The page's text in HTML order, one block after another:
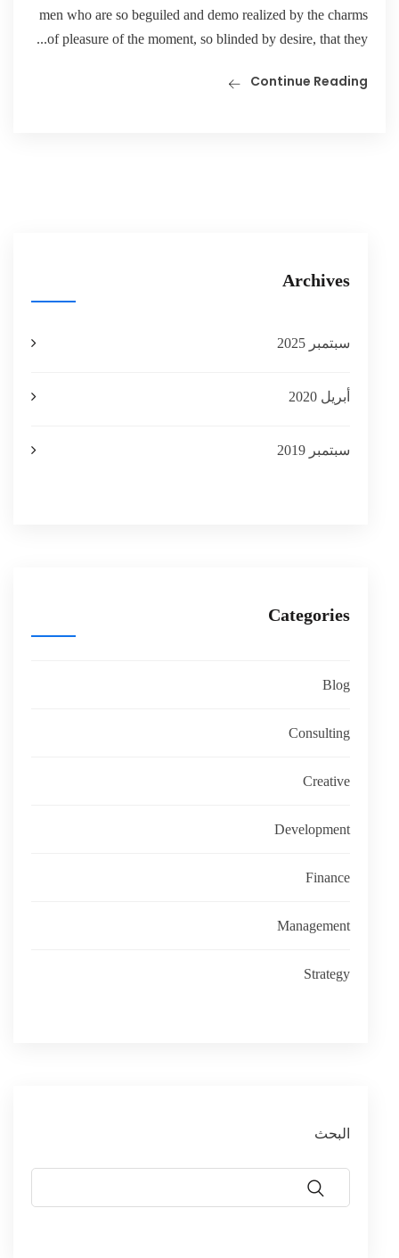
men who are so beguiled and demo realized by the charms
of pleasure of the moment, so blinded by desire, that they...
Continue Reading
Archives
سبتمبر 2025
أبريل 2020
سبتمبر 2019
Categories
Blog
Consulting
Creative
Development
Finance
Management
Strategy
البحث